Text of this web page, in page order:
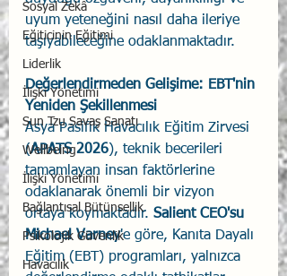
Sosyal Zekâ
Eğiticinin Eğitimi
Liderlik
İlişki Yönetimi
Sun Tzu Savaş Sanatı
Wellbeing
İlişki Yönetimi
Bağlantısal Bütünsellik
Psikolojik Güvenlik
Havacılık
uyum yeteneğini nasıl daha ileriye
taşıyabileceğine odaklanmaktadır.
Değerlendirmeden Gelişime: EBT'nin
Yeniden Şekillenmesi
Asya Pasifik Havacılık Eğitim Zirvesi
(APATS 2026), teknik becerileri
tamamlayan insan faktörlerine
odaklanarak önemli bir vizyon
ortaya koymaktadır. Salient CEO'su
Michael Varney'e göre, Kanıta Dayalı
Eğitim (EBT) programları, yalnızca